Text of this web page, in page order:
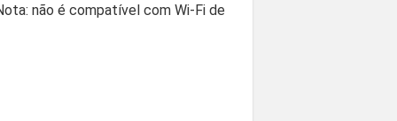
não é compatível com Wi-Fi de